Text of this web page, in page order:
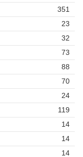
351
23
32
73
88
70
24
119
14
14
14